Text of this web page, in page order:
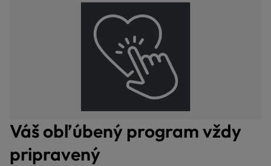
Váš obľúbený program vždy
pripravený